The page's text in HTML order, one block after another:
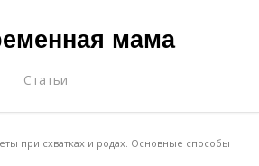
мама
Статьи
при схватках и родах. Основные способы